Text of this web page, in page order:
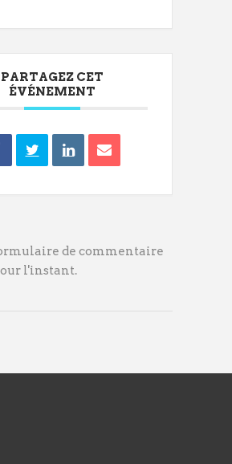
PARTAGEZ CET
ÉVÉNEMENT
de commentaire
l'instant.